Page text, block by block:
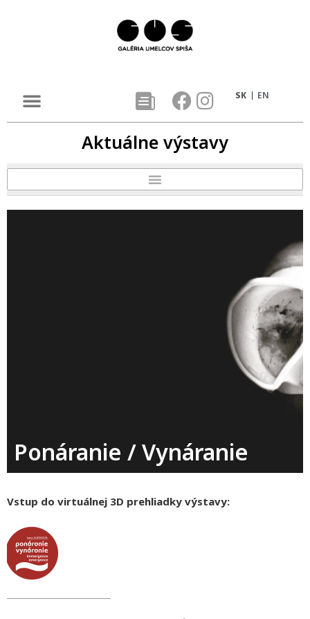
SK EN
Aktuálne výstavy
Ponáranie / Vynáranie
Vstup do virtuálnej 3D prehliadky výstavy: